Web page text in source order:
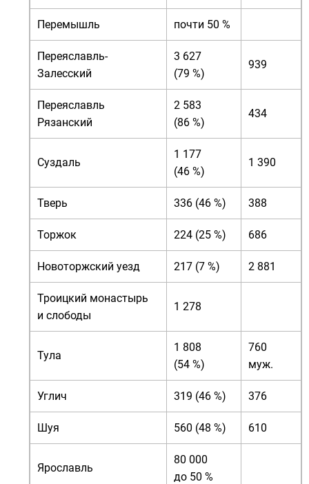
Перемышль почти 50 %
Переяславль-
Залесский
3 627
(79 %)
939
Переяславль
Рязанский
2 583
(86 %)
434
Суздаль
1 177
(46 %)
1 390
Тверь 336 (46 %) 388
Торжок 224 (25 %) 686
Новоторжский уезд 217 (7 %) 2 881
Троицкий монастырь
и слободы
1 278
Тула
1 808
(54 %)
760
муж.
Углич 319 (46 %) 376
Шуя 560 (48 %) 610
Ярославль
80 000
до 50 %